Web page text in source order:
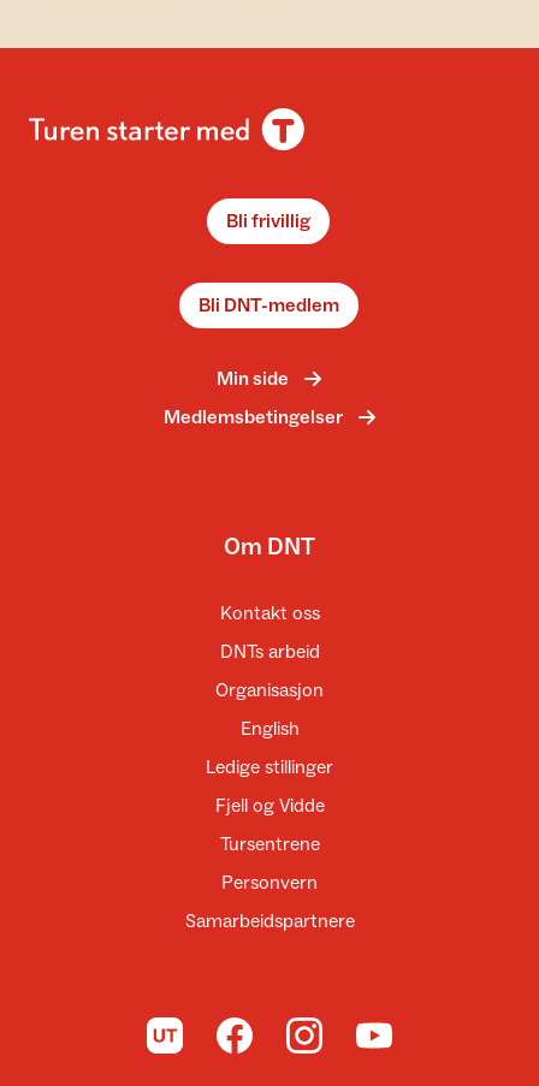
Bli frivillig
Bli DNT-medlem
Min side
Medlemsbetingelser
Om DNT
Kontakt oss
DNTs arbeid
Organisasjon
English
Ledige stillinger
Fjell og Vidde
Tursentrene
Personvern
Samarbeidspartnere
Til UT.no Til DNT på Facebook
Til DNT på Instagram
Til DNT på YouTube